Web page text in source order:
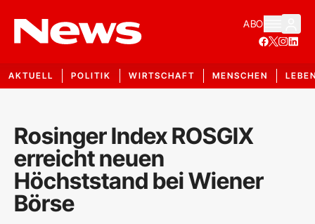
ABO
AKTUELL POLITIK WIRTSCHAFT MENSCHEN
Rosinger Index ROSGIX
erreicht neuen
Höchststand bei Wiener
Börse